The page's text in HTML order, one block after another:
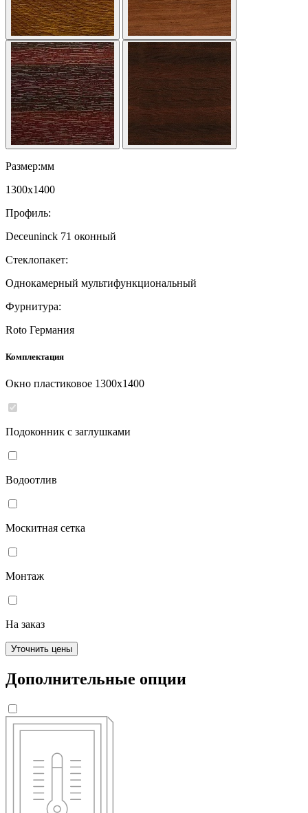
Размер:мм
1300x1400
Профиль:
Deceuninck 71 оконный
Стеклопакет:
Однокамерный мультифункциональный
Фурнитура:
Roto Германия
Комплектация
Окно пластиковое 1300x1400
Подоконник с заглушками
Водоотлив
Москитная сетка
Монтаж
На заказ
Уточнить цены
Дополнительные опции